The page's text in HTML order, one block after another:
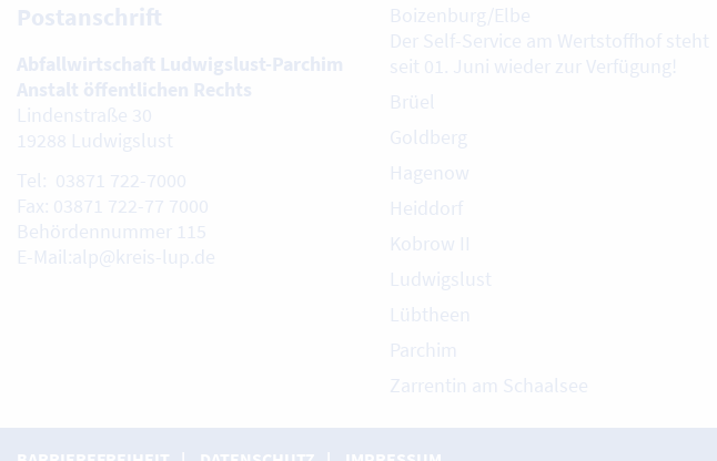
Postanschrift
Abfallwirtschaft Ludwigslust-Parchim
Anstalt öffentlichen Rechts
Lindenstraße 30
19288 Ludwigslust
Tel: 03871 722-7000
Fax: 03871 722-77 7000
Behördennummer 115
E-Mail:alp@kreis-lup.de
Boizenburg/Elbe
Der Self-Service am Wertstoffhof steht
seit 01. Juni wieder zur Verfügung!
Brüel
Goldberg
Hagenow
Heiddorf
Kobrow II
Ludwigslust
Lübtheen
Parchim
Zarrentin am Schaalsee